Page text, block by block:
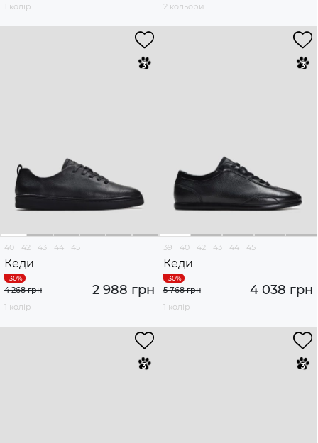
1 колір
2 кольори
40 42 43 44 45
Кеди
2 988 грн
4 268 грн
1 колір
39 40 42 43 44 45
Кеди
4 038 грн
5 768 грн
1 колір